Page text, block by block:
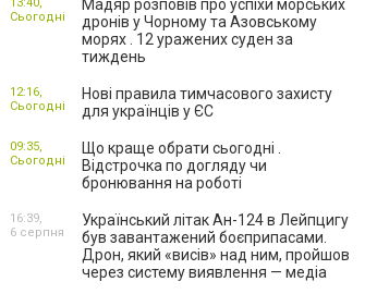
Мадяр розповів про успіхи морських
дронів у Чорному та Азовському
морях . 12 уражених суден за
тиждень
Сьогодні
Нові правила тимчасового захисту
для українців у ЄС
12:16,
Сьогодні
Що краще обрати сьогодні .
Відстрочка по догляду чи
бронювання на роботі
09:35,
Сьогодні
Український літак Ан-124 в Лейпцигу
був завантажений боєприпасами.
Дрон, який «висів» над ним, пройшов
через систему виявлення — медіа
16:39,
6 серпня